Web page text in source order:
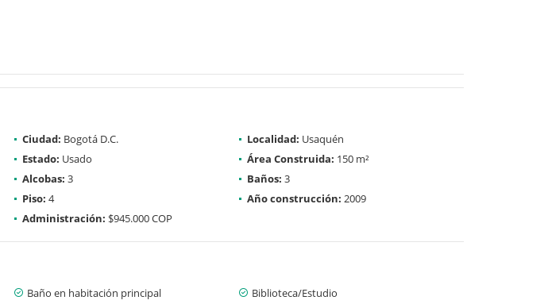
Ciudad: Bogotá D.C. Localidad: Usaquén
Estado: Usado Área Construida: 150 m²
Alcobas: 3 Baños: 3
Piso: 4 Año construcción: 2009
Administración: $945.000 COP
Baño en habitación principal
Biblioteca/Estudio